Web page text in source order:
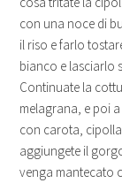
con una noce di
il riso e farlo
bianco e lasciarlo
Continuate la
melagrana, e poi
con carota,
aggiungete il
venga mantecato